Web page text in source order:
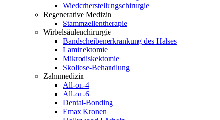
Wiederherstellungschirurgie
Regenerative Medizin
Stammzellentherapie
Wirbelsäulenchirurgie
Bandscheibenerkrankung des Halses
Laminektomie
Mikrodiskektomie
Skoliose-Behandlung
Zahnmedizin
All-on-4
All-on-6
Dental-Bonding
Emax Kronen